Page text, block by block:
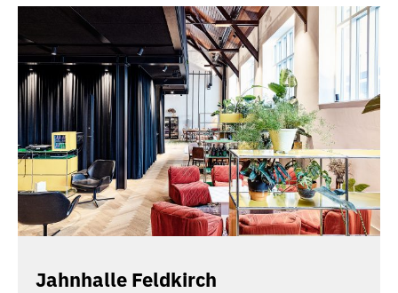
Jahnhalle Feldkirch